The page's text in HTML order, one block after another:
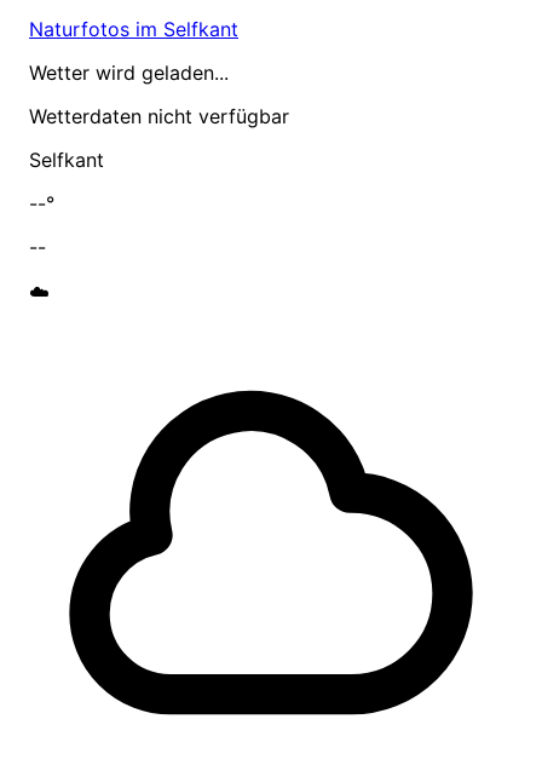
Naturfotos im Selfkant
Wetter wird geladen...
Wetterdaten nicht verfügbar
Selfkant
--°
--
☁️